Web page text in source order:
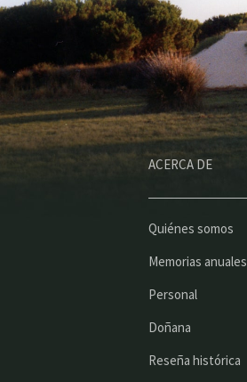
ACERCA DE
Quiénes somos
Memorias anuales
Personal
Doñana
Reseña histórica